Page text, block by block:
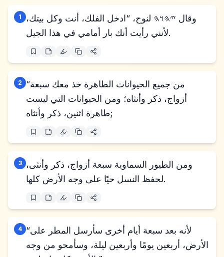
1
وقال 𐤉𐤄𐤅𐤄 لنوح، “ادخل الفلك، أنت وكل بيتك،
لأنني رأيت أنك بار أمامي في هذا الجيل.
2
“من جميع الحيوانات الطاهرة خذ معك سبعة
أزواج، ذكر وأنثاه؛ ومن الحيوانات التي ليست
طاهرة اثنين، ذكر وأنثاه;
3
ومن الطيور السماوية سبعة أزواج، ذكر وأنثى،
لحفظ النسل حيًا على وجه الأرض كلها.
4 “لأنه بعد سبعة أيام أخرى سأرسل المطر على
الأرض، أربعين يومًا وأربعين ليلة، وسأمحو من وجه